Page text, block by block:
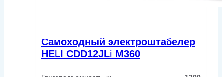
Самоходный электроштабелер
HELI CDD12JLi M360